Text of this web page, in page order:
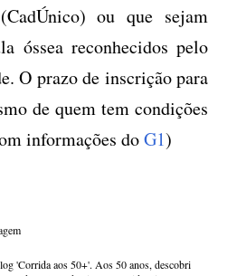
(CadÚnico) ou que sejam
óssea reconhecidos pelo
O prazo de inscrição para
de quem tem condições
informações doG1)
'Corrida aos 50+'. Aos 50 anos, descobri